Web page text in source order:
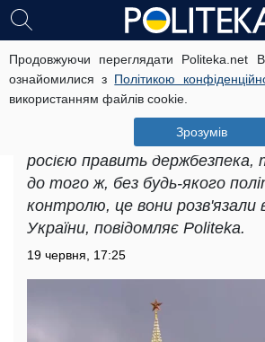
Продовжуючи переглядати Politeka.net
ознайомилися з Політикою
використанням файлів cookie.
Зрозумів
«Держбезпека керує
історик пояснив, хто
контролює владу у росії
Історик Юрій Фельштинський
росією править
до того ж, без будь-якого
контролю, це вони розв'язали
України, повідомляє Politeka.
19 червня, 17:25